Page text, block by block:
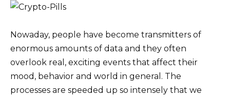
Nowaday, people have become transmitters of
enormous amounts of data and they often
overlook real, exciting events that affect their
mood, behavior and world in general. The
processes are speeded up so intensely that we